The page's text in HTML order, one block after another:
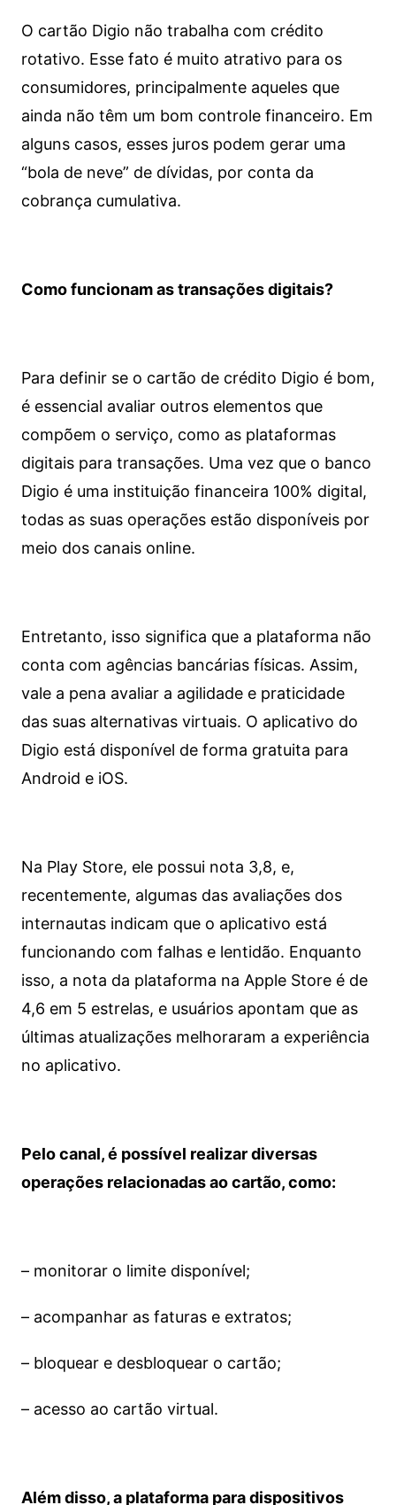
O cartão Digio não trabalha com crédito
rotativo. Esse fato é muito atrativo para os
consumidores, principalmente aqueles que
ainda não têm um bom controle financeiro. Em
alguns casos, esses juros podem gerar uma
“bola de neve” de dívidas, por conta da
cobrança cumulativa.
Como funcionam as transações digitais?
Para definir se o cartão de crédito Digio é bom,
é essencial avaliar outros elementos que
compõem o serviço, como as plataformas
digitais para transações. Uma vez que o banco
Digio é uma instituição financeira 100% digital,
todas as suas operações estão disponíveis por
meio dos canais online.
Entretanto, isso significa que a plataforma não
conta com agências bancárias físicas. Assim,
vale a pena avaliar a agilidade e praticidade
das suas alternativas virtuais. O aplicativo do
Digio está disponível de forma gratuita para
Android e iOS.
Na Play Store, ele possui nota 3,8, e,
recentemente, algumas das avaliações dos
internautas indicam que o aplicativo está
funcionando com falhas e lentidão. Enquanto
isso, a nota da plataforma na Apple Store é de
4,6 em 5 estrelas, e usuários apontam que as
últimas atualizações melhoraram a experiência
no aplicativo.
Pelo canal, é possível realizar diversas
operações relacionadas ao cartão, como:
– monitorar o limite disponível;
– acompanhar as faturas e extratos;
– bloquear e desbloquear o cartão;
– acesso ao cartão virtual.
Além disso, a plataforma para dispositivos